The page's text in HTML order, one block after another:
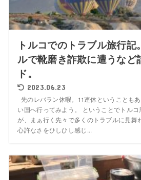
トルコでのトラブル旅行
ルで靴磨き詐欺に遭うなど
ド。
2023.06.23
先のレバラン休暇。11連休ということも
い国へ行ってみよう。 ということでトル
が、まぁ行く先々で多くのトラブルに見舞
心許なさをひしひし感じ...